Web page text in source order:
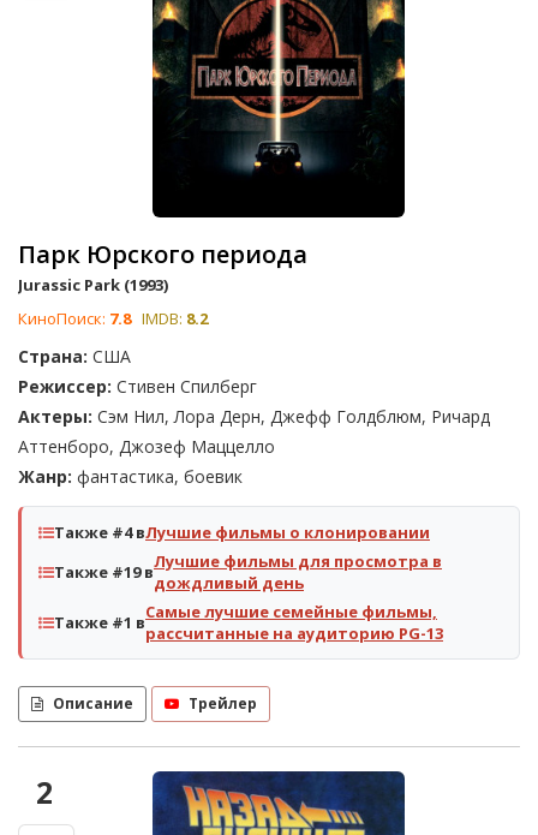
Парк Юрского периода
Jurassic Park (1993)
КиноПоиск: 7.8 IMDB: 8.2
Страна: США
Режиссер: Стивен Спилберг
Актеры: Сэм Нил, Лора Дерн, Джефф Голдблюм, Ричард
Аттенборо, Джозеф Маццелло
Жанр: фантастика, боевик
Также #4 вЛучшие фильмы о клонировании
Также #19 вЛучшие фильмы для просмотра в
дождливый день
Также #1 вСамые лучшие семейные фильмы,
рассчитанные на аудиторию PG-13
Описание Трейлер
2